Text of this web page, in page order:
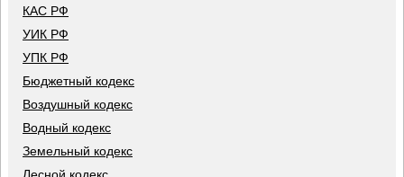
КАС РФ
УИК РФ
УПК РФ
Бюджетный кодекс
Воздушный кодекс
Водный кодекс
Земельный кодекс